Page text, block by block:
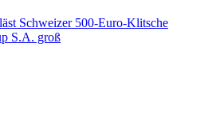
Schweizer 500-Euro-Klitsche
S.A. groß